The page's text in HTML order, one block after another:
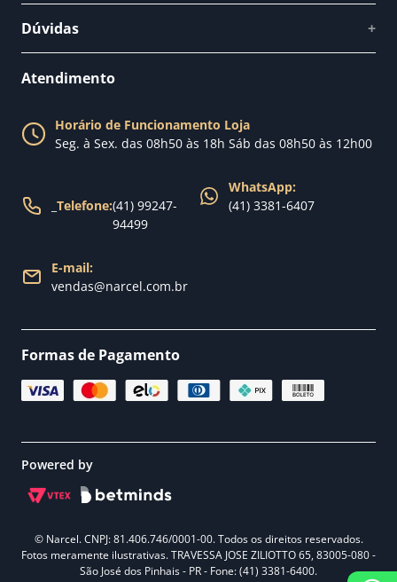
Fale conosco
Nossa loja
Dúvidas +
Política de Trocas
Política de Entrega
Atendimento
Horário de Funcionamento Loja
Seg. à Sex. das 08h50 às 18h Sáb das 08h50 às 12h00
Telefone:(41) 99247-
94499
WhatsApp:
(41) 3381-6407
E-mail:
vendas@narcel.com.br
Formas de Pagamento
Powered by
© Narcel. CNPJ: 81.406.746/0001-00. Todos os direitos reservados.
Fotos meramente ilustrativas. TRAVESSA JOSE ZILIOTTO 65, 83005-080 -
São José dos Pinhais - PR - Fone: (41) 3381-6400.